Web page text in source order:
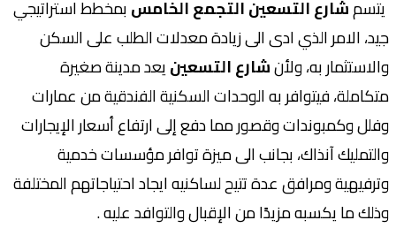
يتسمشارع التسعين التجمع الخامسبمخطط استراتيجي
جيد، الامر الذي ادى الى زيادة معدلات الطلب على السكن
والاستثمار به، ولأنشارع التسعينيعد مدينة صغيرة
متكاملة، فيتوافر به الوحدات السكنية الفندقية من عمارات
وفلل وكمبوندات وقصور مما دفع إلى ارتفاع أسعار الإيجارات
والتمليك آنذاك، بجانب الى ميزة توافر مؤسسات خدمية
وترفيهية ومرافق عدة تتيح لساكنيه ايجاد احتياجاتهم المختلفة
وذلك ما يكسبه مزيدًا من الإقبال والتوافد عليه .